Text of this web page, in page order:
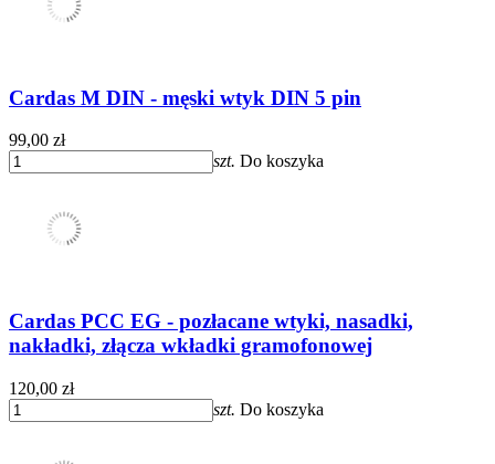
Cardas M DIN - męski wtyk DIN 5 pin
99,00 zł
szt. Do koszyka
Cardas PCC EG - pozłacane wtyki, nasadki,
nakładki, złącza wkładki gramofonowej
120,00 zł
szt. Do koszyka